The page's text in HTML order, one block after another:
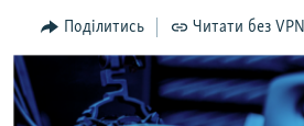
навігації
Перейти
до
пошуку
БЛОГИ
ПОГЛЯД
ІНТЕРВ'Ю
Поділитись Читати без VPN